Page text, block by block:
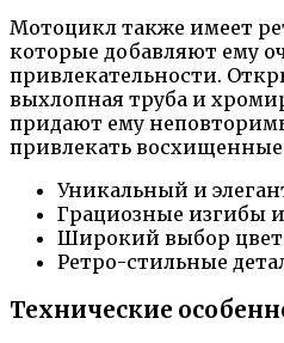
Мотоцикл также имеет
которые добавляют ему
привлекательности.
выхлопная труба и
придают ему
привлекать восхищенные
Уникальный и
Грациозные изгибы
Широкий выбор
Ретро-стильные
Технические